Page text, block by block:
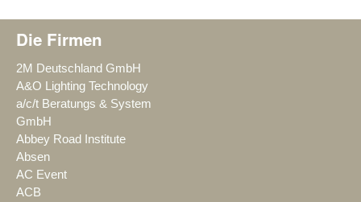
Die Firmen
2M Deutschland GmbH
A&O Lighting Technology
a/c/t Beratungs & System
GmbH
Abbey Road Institute
Absen
AC Event
ACB